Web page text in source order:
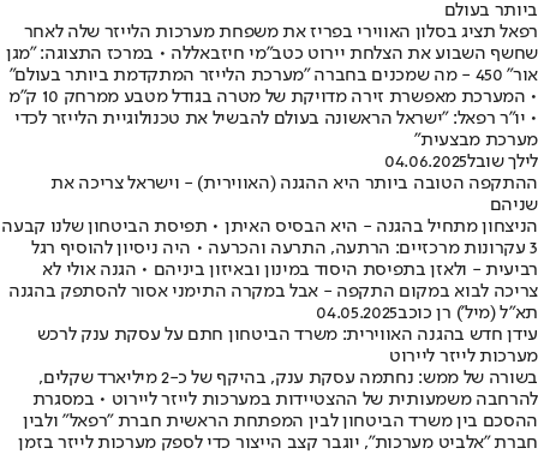
ביותר בעולם
רפאל תציג בסלון האווירי בפריז את משפחת מערכות הלייזר שלה לאחר
שחשף השבוע את הצלחת יירוט כטב"מי חיזבאללה • במרכז התצוגה: "מגן
אור" 450 - מה שמכנים בחברה "מערכת הלייזר המתקדמת ביותר בעולם"
• המערכת מאפשרת זירה מדויקת של מטרה בגודל מטבע ממרחק 10 ק"מ
• יו"ר רפאל: "ישראל הראשונה בעולם להבשיל את טכנולוגיית הלייזר לכדי
מערכת מבצעית"
לילך שובל04.06.2025
ההתקפה הטובה ביותר היא ההגנה (האווירית) - וישראל צריכה את
שניהם
הניצחון מתחיל בהגנה - היא הבסיס האיתן • תפיסת הביטחון שלנו קבעה
3 עקרונות מרכזיים: הרתעה, התרעה והכרעה • היה ניסיון להוסיף רגל
רביעית - ולאזן בתפיסת היסוד במינון ובאיזון ביניהם • הגנה אולי לא
צריכה לבוא במקום התקפה - אבל במקרה התימני אסור להסתפק בהגנה
תא״ל (מיל') רן כוכב04.05.2025
עידן חדש בהגנה האווירית: משרד הביטחון חתם על עסקת ענק לרכש
מערכות לייזר ליירוט
בשורה של ממש: נחתמה עסקת ענק, בהיקף של כ-2 מיליארד שקלים,
להרחבה משמעותית של ההצטיידות במערכות לייזר ליירוט • במסגרת
ההסכם בין משרד הביטחון לבין המפתחת הראשית חברת "רפאל" ולבין
חברת "אלביט מערכות", יוגבר קצב הייצור כדי לספק מערכות לייזר בזמן